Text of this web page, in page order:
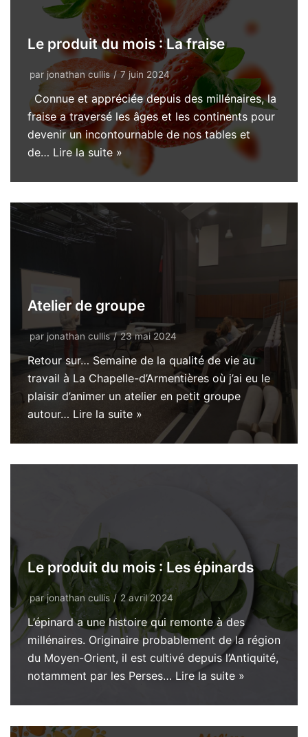
Le produit du mois : La fraise
par jonathan cullis 7 juin 2024
Connue et appréciée depuis des millénaires, la
fraise a traversé les âges et les continents pour
devenir un incontournable de nos tables et
de… Lire la suite »
Atelier de groupe
par jonathan cullis 23 mai 2024
Retour sur… Semaine de la qualité de vie au
travail à La Chapelle-d’Armentières où j’ai eu le
plaisir d’animer un atelier en petit groupe
autour… Lire la suite »
Le produit du mois : Les épinards
parjonathan cullis 2 avril 2024
L’épinard a une histoire qui remonte à des
millénaires. Originaire probablement de la région
du Moyen-Orient, il est cultivé depuis l’Antiquité,
notamment par les Perses… Lire la suite »